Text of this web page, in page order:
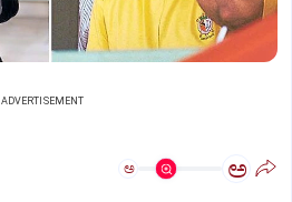
ADVERTISEMENT
ಅ ಅ